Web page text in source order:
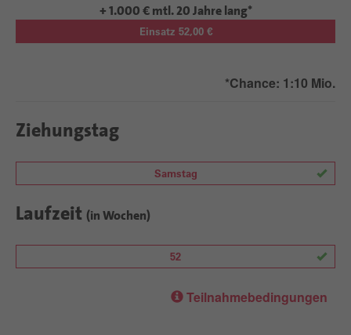
+ 1.000 € mtl. 20 Jahre lang*
Einsatz 52,00 €
*Chance: 1:10 Mio.
Ziehungstag
Samstag
Laufzeit (in Wochen)
52
Teilnahmebedingungen